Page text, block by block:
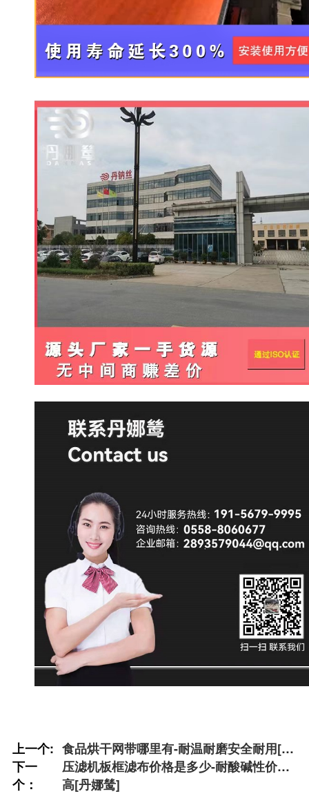
上一个: 食品烘干网带哪里有-耐温耐磨安全耐用[丹
娜鸶]
下一
个：
压滤机板框滤布价格是多少-耐酸碱性价比
高[丹娜鸶]